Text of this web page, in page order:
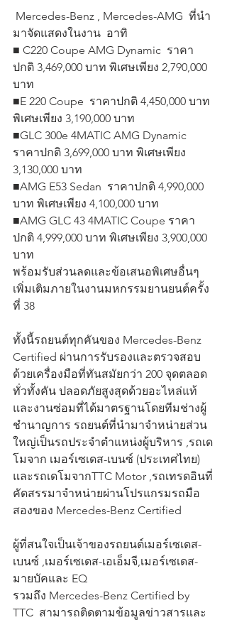
มาจัดแสดงในงาน  อาทิ
■ C220 Coupe AMG Dynamic  ราคา
ปกติ 3,469,000 บาท พิเศษเพียง 2,790,000
บาท
■E 220 Coupe  ราคาปกติ 4,450,000 บาท
พิเศษเพียง 3,190,000 บาท
■GLC 300e 4MATIC AMG Dynamic
ราคาปกติ 3,699,000 บาท พิเศษเพียง
3,130,000 บาท
■AMG E53 Sedan  ราคาปกติ 4,990,000
บาท พิเศษเพียง 4,100,000 บาท
■AMG GLC 43 4MATIC Coupe ราคา
ปกติ 4,999,000 บาท พิเศษเพียง 3,900,000
บาท
พร้อมรับส่วนลดและข้อเสนอพิเศษอื่นๆ
เพิ่มเติมภายในงานมหกรรมยานยนต์ครั้ง
ที่ 38
ทั้งนี้รถยนต์ทุกคันของ Mercedes-Benz
Certified ผ่านการรับรองและตรวจสอบ
ด้วยเครื่องมือที่ทันสมัยกว่า 200 จุดตลอด
ทั่วทั้งคัน ปลอดภัยสูงสุดด้วยอะไหล่แท้
และงานซ่อมที่ได้มาตรฐานโดยทีมช่างผู้
ชำนาญการ รถยนต์ที่นำมาจำหน่ายส่วน
ใหญ่เป็นรถประจำตำแหน่งผู้บริหาร ,รถเด
โมจาก เมอร์เซเดส-เบนซ์ (ประเทศไทย)
และรถเดโมจากTTC Motor ,รถเทรดอินที่
คัดสรรมาจำหน่ายผ่านโปรแกรมรถมือ
สองของ Mercedes-Benz Certified
ผู้ที่สนใจเป็นเจ้าของรถยนต์เมอร์เซเดส-
เบนซ์ ,เมอร์เซเดส-เอเอ็มจี,เมอร์เซเดส-
มายบัคและ EQ
รวมถึง Mercedes-Benz Certified by
TTC  สามารถติดตามข้อมูลข่าวสารและ